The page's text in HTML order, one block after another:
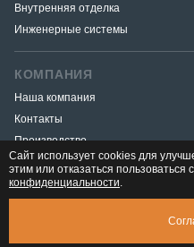
Внутренняя отделка
Инженерные системы
КОМПАНИЯ
Наша компания
Контакты
Производство
Разработка и продвижение
Сайт использует cookies для
этим или отказаться
конфиденциальности.